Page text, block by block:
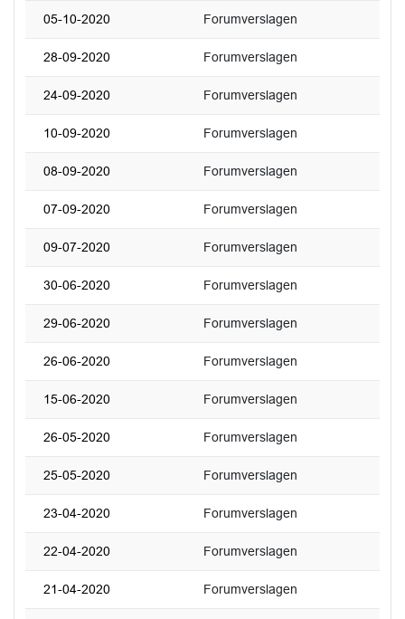
05-10-2020 Forumverslagen
28-09-2020 Forumverslagen
24-09-2020 Forumverslagen
10-09-2020 Forumverslagen
08-09-2020 Forumverslagen
07-09-2020 Forumverslagen
09-07-2020 Forumverslagen
30-06-2020 Forumverslagen
29-06-2020 Forumverslagen
26-06-2020 Forumverslagen
15-06-2020 Forumverslagen
26-05-2020 Forumverslagen
25-05-2020 Forumverslagen
23-04-2020 Forumverslagen
22-04-2020 Forumverslagen
21-04-2020 Forumverslagen